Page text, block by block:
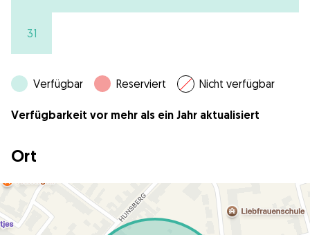
31
Verfügbar Reserviert Nicht verfügbar
Verfügbarkeit vor mehr als ein Jahr aktualisiert
Ort